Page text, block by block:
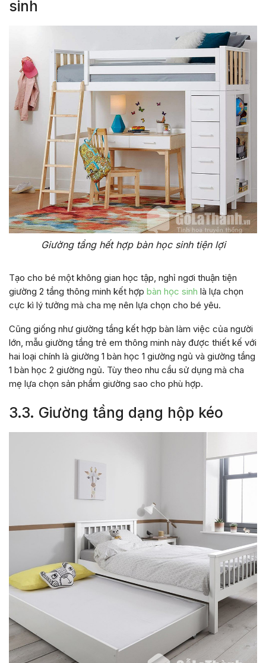
sinh
Giường tầng hết hợp bàn học sinh tiện lợi
Tạo cho bé một không gian học tập, nghỉ ngơi thuận tiện
giường 2 tầng thông minh kết hợp bàn học sinh là lựa chọn
cực kì lý tưởng mà cha mẹ nên lựa chọn cho bé yêu.
Cũng giống như giường tầng kết hợp bàn làm việc của người
lớn, mẫu giường tầng trẻ em thông minh này được thiết kế với
hai loại chính là giường 1 bàn học 1 giường ngủ và giường tầng
1 bàn học 2 giường ngủ. Tùy theo nhu cầu sử dụng mà cha
mẹ lựa chọn sản phẩm giường sao cho phù hợp.
3.3. Giường tầng dạng hộp kéo